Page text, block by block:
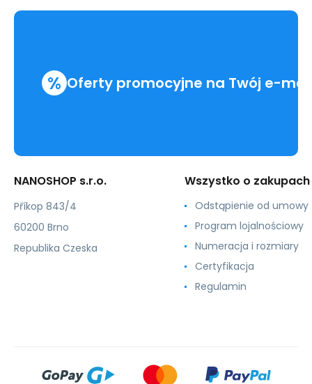
% Oferty promocyjne na Twój e-mail
NANOSHOP s.r.o.
Příkop 843/4
60200 Brno
Republika Czeska
Wszystko o zakupach
Odstąpienie od umowy
Program lojalnościowy
Numeracja i rozmiary
Certyfikacja
Regulamin